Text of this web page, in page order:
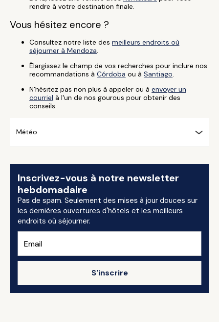
rendre à votre destination finale.
Vous hésitez encore ?
Consultez notre liste des meilleurs endroits où
séjourner à Mendoza.
Élargissez le champ de vos recherches pour inclure nos
recommandations à Córdoba ou à Santiago.
N'hésitez pas non plus à appeler ou à envoyer un
courriel à l'un de nos gourous pour obtenir des
conseils.
Météo
Inscrivez-vous à notre newsletter
hebdomadaire
Pas de spam. Seulement des mises à jour douces sur
les dernières ouvertures d'hôtels et les meilleurs
endroits où séjourner.
S'inscrire